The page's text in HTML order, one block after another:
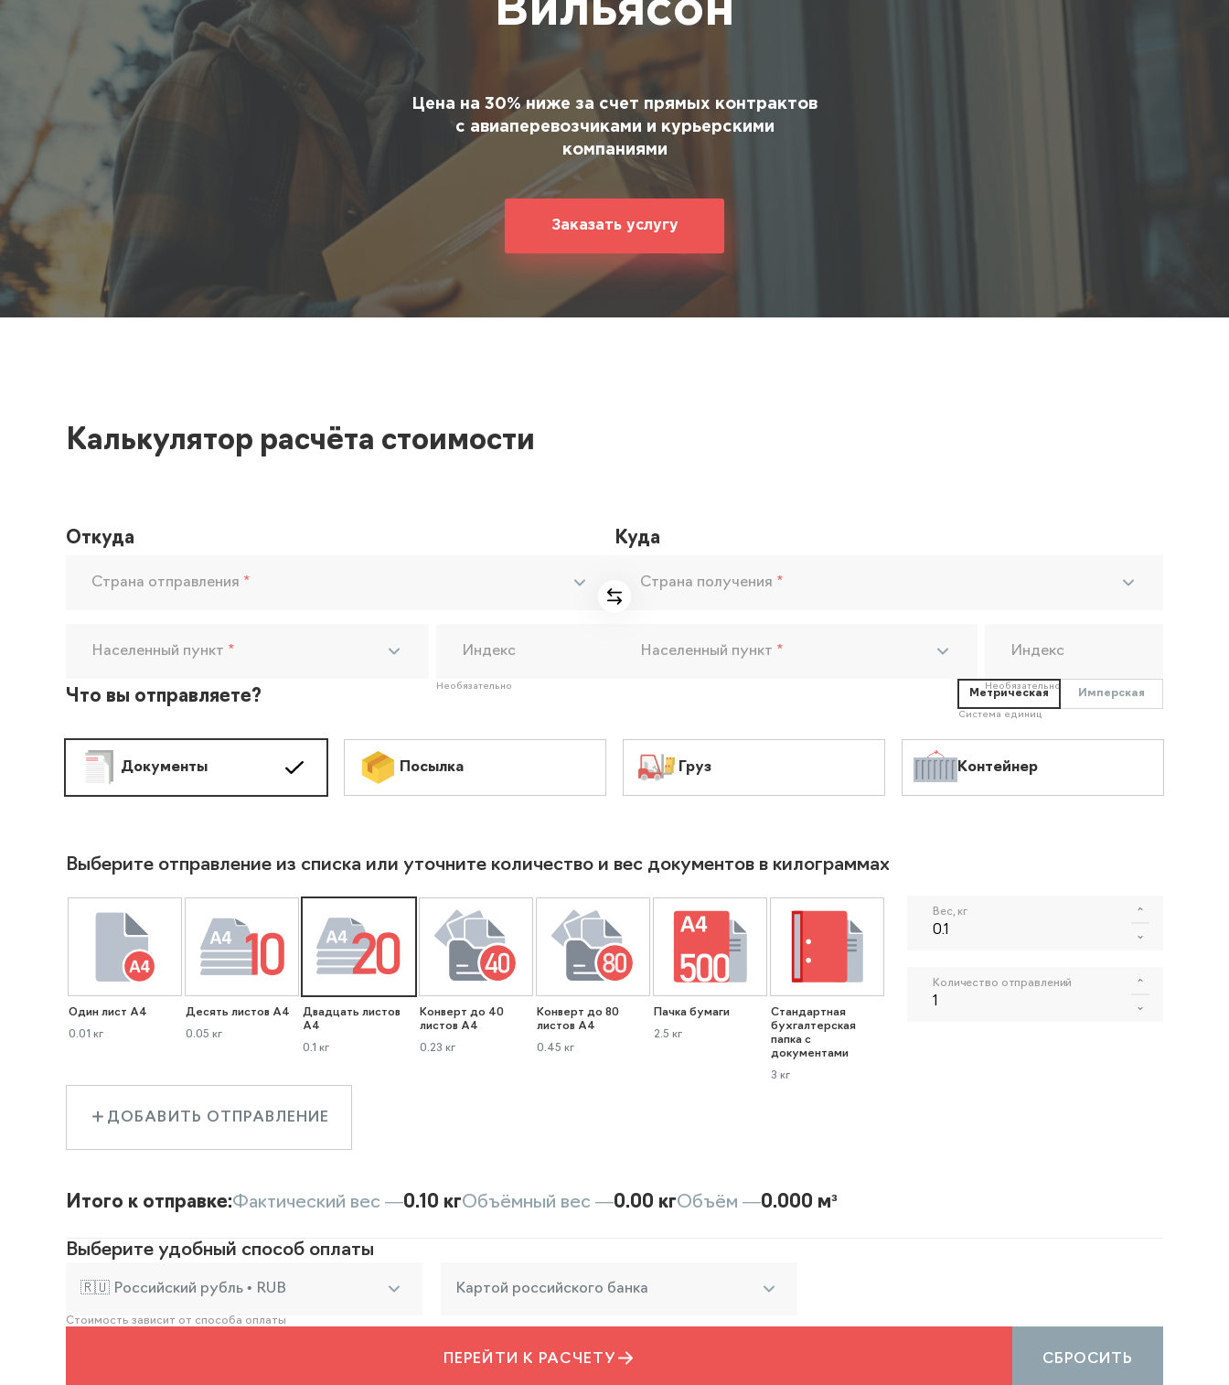
Полезная информация
О компании
Вильясон
Цена на 30% ниже за счет прямых контрактов
с авиаперевозчиками и курьерскими
компаниями
Заказать услугу
Калькулятор расчёта стоимости
Откуда
Страна отправления *
Населенный пункт * Индекс
Необязательно
Куда
Страна получения *
Населенный пункт * Индекс
Необязательно
Что вы отправляете? Метрическая Имперская
Система единиц
Документы Посылка Груз Контейнер
Выберите отправление из списка или уточните количество и вес документов в килограммах
Один лист А4
0.01 кг
Десять листов А4
0.05 кг
Двадцать листов
А4
0.1 кг
Конверт до 40
листов А4
0.23 кг
Конверт до 80
листов А4
0.45 кг
Пачка бумаги
2.5 кг
Стандартная
бухгалтерская
папка с
документами
3 кг
Вес, кг
Количество отправлений
ДОБАВИТЬ ОТПРАВЛЕНИЕ
Итого к отправке:Фактический вес —0.10 кгОбъёмный вес —0.00 кгОбъём —0.000 м³
Выберите удобный способ оплаты
🇷🇺 Российский рубль • RUB Картой российского банка
Стоимость зависит от способа оплаты
ПЕРЕЙТИ К РАСЧЕТУ СБРОСИТЬ